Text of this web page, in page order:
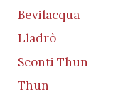
Bevilacqua
Lladrò
Sconti Thun
Thun